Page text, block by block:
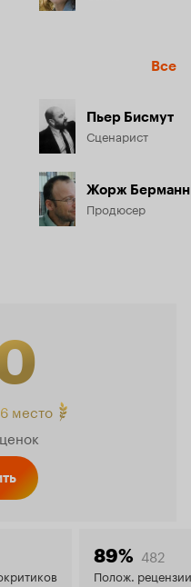
Все
Пьер Бисмут
Сценарист
Жорж Берманн
Продюсер
место
89% 482
Полож. рецензии